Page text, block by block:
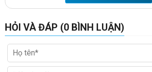
HỎI VÀ ĐÁP (0 BÌNH LUẬN)